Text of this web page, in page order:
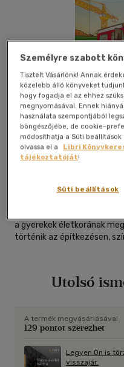
Kívánságlistához adom
magyar nyelvű|
a gyerekek életkorának
történik az építkezésen,
Utolsó
A termék megvásárlásával
129 pontot szerezhet
Legyen Ön is
visszajár.
Személyre szabott
Tisztelt Vásárlónk! Annak
közelebb álló könyveket
hogy fogadja el az ehhez
megnyomásával. Ennek
használata szempontjából
böngészőjébe, de cookie-
módosíthatja a Süti
olvassa el a
Libri
tájékoztatóját!
Süti beállítások